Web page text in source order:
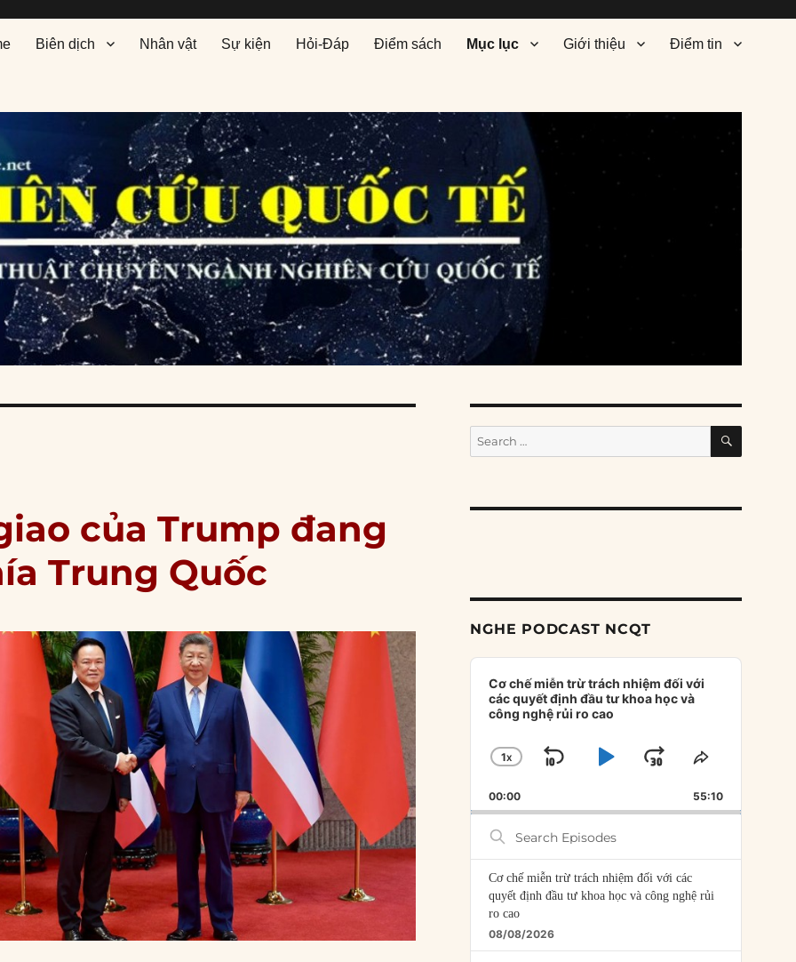
Biên dịch Nhân vật Sự kiện Hỏi-Đáp Điểm sách Mục lục Giới thiệu Điểm tin
của Trump đang
Trung Quốc
Search
for:
SEARCH
NGHE PODCAST NCQT
Audio
Player
Cơ chế miễn trừ trách nhiệm đối với
các quyết định đầu tư khoa học và
công nghệ rủi ro cao
CHANGE
RATE
1X
SKIP
BACKWARD
PLAYJUMP
FORWARD
SHARE
EPISODE
00:00 55:10
Search
Episodes
Cơ chế miễn trừ trách nhiệm đối với các
quyết định đầu tư khoa học và công nghệ rủi
ro cao
08/08/2026